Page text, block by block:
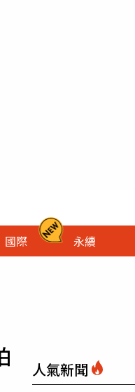
國際 永續
人氣新聞